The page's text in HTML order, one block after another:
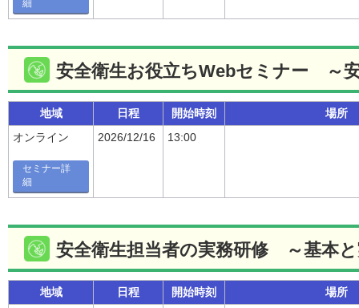
細
安全衛生お役立ちWebセミナー ～
地域 日程 開始時刻
場所
オンライン
セミナー詳
細
2026/12/16 13:00
安全衛生担当者の実務研修 ～基本
地域 日程 開始時刻
場所